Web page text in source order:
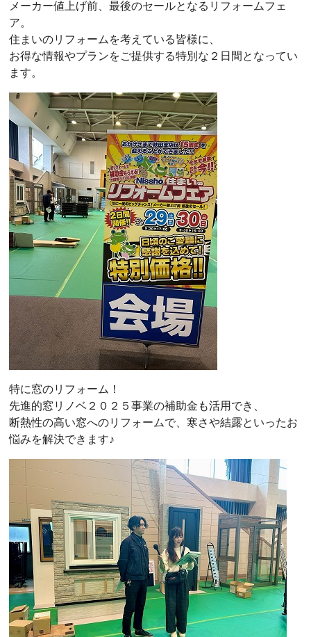
メーカー値上げ前、最後のセールとなるリフォームフェ
ア。
住まいのリフォームを考えている皆様に、
お得な情報やプランをご提供する特別な２日間となってい
ます。
特に窓のリフォーム！
先進的窓リノベ２０２５事業の補助金も活用でき、
断熱性の高い窓へのリフォームで、寒さや結露といったお
悩みを解決できます♪